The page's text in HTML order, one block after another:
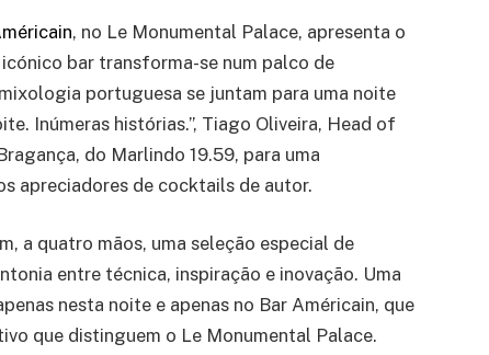
, no Le Monumental Palace, apresenta o
bar transforma-se num palco de
portuguesa se juntam para uma noite
Inúmeras histórias.”, Tiago Oliveira, Head of
do Marlindo 19.59, para uma
apreciadores de cocktails de autor.
a quatro mãos, uma seleção especial de
entre técnica, inspiração e inovação. Uma
nesta noite e apenas no Bar Américain, que
que distinguem o Le Monumental Palace.